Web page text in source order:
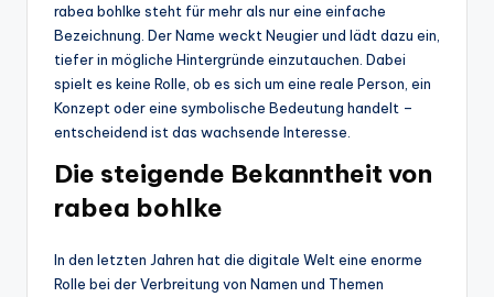
rabea bohlke steht für mehr als nur eine einfache
Bezeichnung. Der Name weckt Neugier und lädt dazu ein,
tiefer in mögliche Hintergründe einzutauchen. Dabei
spielt es keine Rolle, ob es sich um eine reale Person, ein
Konzept oder eine symbolische Bedeutung handelt –
entscheidend ist das wachsende Interesse.
Die steigende Bekanntheit von
rabea bohlke
In den letzten Jahren hat die digitale Welt eine enorme
Rolle bei der Verbreitung von Namen und Themen